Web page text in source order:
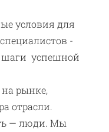
условия для
-
шаги успешной
на рынке,
отрасли.
— люди. Мы